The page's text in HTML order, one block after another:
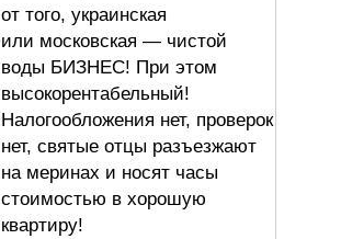
от того, украинская
или московская — чистой
воды БИЗНЕС! При этом
высокорентабельный!
Налогообложения нет, проверок
нет, святые отцы разъезжают
на меринах и носят часы
стоимостью в хорошую
квартиру!